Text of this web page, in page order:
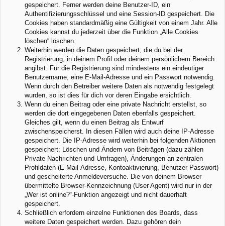
gespeichert. Ferner werden deine Benutzer-ID, ein
Authentifizierungsschlüssel und eine Session-ID gespeichert. Die
Cookies haben standardmäßig eine Gültigkeit von einem Jahr. Alle
Cookies kannst du jederzeit über die Funktion „Alle Cookies
löschen“ löschen.
Weiterhin werden die Daten gespeichert, die du bei der
Registrierung, in deinem Profil oder deinem persönlichem Bereich
angibst. Für die Registrierung sind mindestens ein eindeutiger
Benutzername, eine E-Mail-Adresse und ein Passwort notwendig.
Wenn durch den Betreiber weitere Daten als notwendig festgelegt
wurden, so ist dies für dich vor deren Eingabe ersichtlich.
Wenn du einen Beitrag oder eine private Nachricht erstellst, so
werden die dort eingegebenen Daten ebenfalls gespeichert.
Gleiches gilt, wenn du einen Beitrag als Entwurf
zwischenspeicherst. In diesen Fällen wird auch deine IP-Adresse
gespeichert. Die IP-Adresse wird weiterhin bei folgenden Aktionen
gespeichert: Löschen und Ändern von Beiträgen (dazu zählen
Private Nachrichten und Umfragen), Änderungen an zentralen
Profildaten (E-Mail-Adresse, Kontoaktivierung, Benutzer-Passwort)
und gescheiterte Anmeldeversuche. Die von deinem Browser
übermittelte Browser-Kennzeichnung (User Agent) wird nur in der
„Wer ist online?“-Funktion angezeigt und nicht dauerhaft
gespeichert.
Schließlich erfordern einzelne Funktionen des Boards, dass
weitere Daten gespeichert werden. Dazu gehören dein